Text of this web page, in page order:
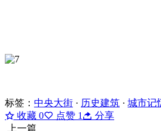
标签： 中央大街 · 历史建筑 · 城市记
收藏 0 点赞 1
分享
上一篇